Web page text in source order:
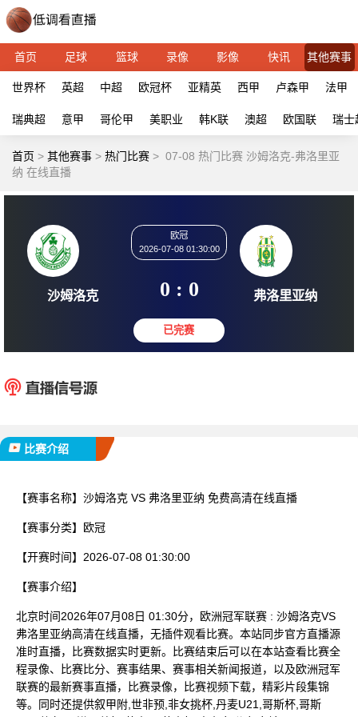
首页 足球 篮球 录像 影像 快讯 其他赛事
世界杯 英超 中超 欧冠杯 亚精英 西甲 卢森甲 法甲
瑞典超 意甲 哥伦甲 美职业 韩K联 澳超 欧国联 瑞士
首页 > 其他赛事 > 热门比赛 > 07-08 热门比赛 沙姆洛克-弗洛里亚
纳 在线直播
2026-07-08 01:30:00
0 : 0
比赛介绍
【赛事名称】 沙姆洛克 VS 弗洛里亚纳 免费高清在线直播
【赛事分类】 欧冠
【开赛时间】 2026-07-08 01:30:00
【赛事介绍】
北京时间2026年07月08日 01:30分，欧洲冠军联赛 : 沙姆洛克VS
弗洛里亚纳高清在线直播，无插件观看比赛。本站同步官方直播源
准时直播，比赛数据实时更新。比赛结束后可以在本站查看比赛全
程录像、比赛比分、赛事结果、赛事相关新闻报道，以及欧洲冠军
联赛的最新赛事直播，比赛录像，比赛视频下载，精彩片段集锦
等。同时还提供叙甲附,世非预,非女挑杯,丹麦U21,哥斯杯,哥斯